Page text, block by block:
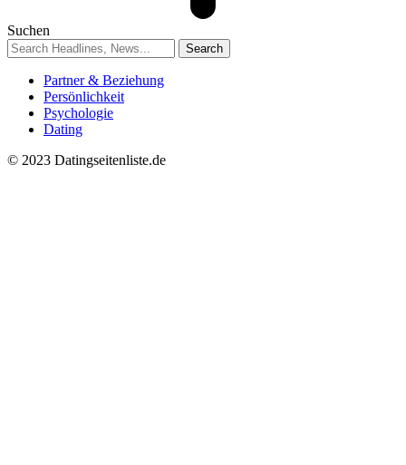
Suchen
Partner & Beziehung
Persönlichkeit
Psychologie
Dating
© 2023 Datingseitenliste.de